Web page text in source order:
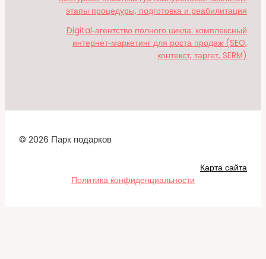
этапы процедуры, подготовка и реабилитация
Digital‑агентство полного цикла: комплексный
интернет‑маркетинг для роста продаж (SEO,
контекст, таргет, SERM)
© 2026 Парк подарков
Карта сайта
Политика конфиденциальности